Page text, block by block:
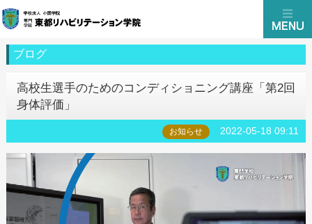
ブログ
高校生選手のためのコンディショニング講座「第2回
身体評価」
お知らせ 2022-05-18 09:11